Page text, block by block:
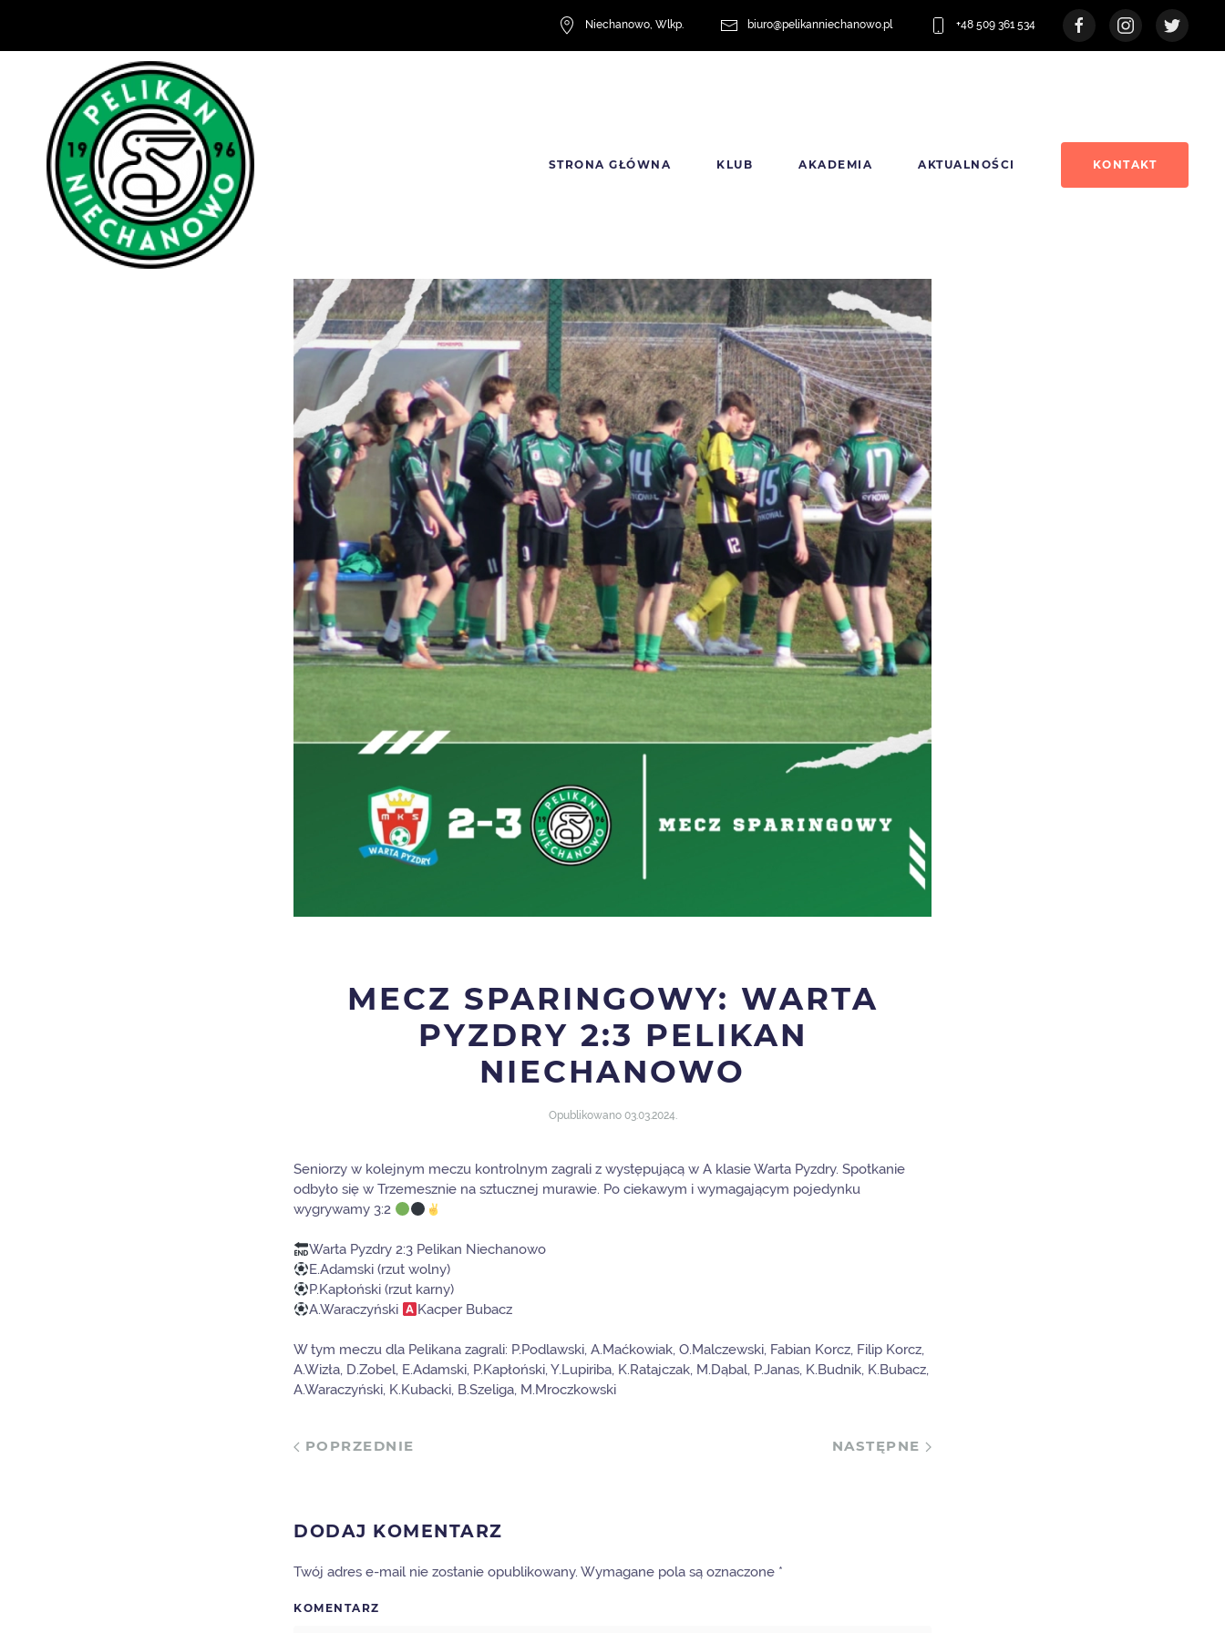
Niechanowo, Wlkp. biuro@pelikanniechanowo.pl +48 509 361 534
STRONA GŁÓWNA KLUB AKADEMIA AKTUALNOŚCI KONTAKT
MECZ SPARINGOWY: WARTA
PYZDRY 2:3 PELIKAN
NIECHANOWO
Opublikowano 03.03.2024.
Seniorzy w kolejnym meczu kontrolnym zagrali z występującą w A klasie Warta Pyzdry. Spotkanie
odbyło się w Trzemesznie na sztucznej murawie. Po ciekawym i wymagającym pojedynku
wygrywamy 3:2
Warta Pyzdry 2:3 Pelikan Niechanowo
E.Adamski (rzut wolny)
P.Kapłoński (rzut karny)
A.Waraczyński
Kacper Bubacz
W tym meczu dla Pelikana zagrali: P.Podlawski, A.Maćkowiak, O.Malczewski, Fabian Korcz, Filip Korcz,
A.Wizła, D.Zobel, E.Adamski, P.Kapłoński, Y.Lupiriba, K.Ratajczak, M.Dąbal, P.Janas, K.Budnik, K.Bubacz,
A.Waraczyński, K.Kubacki, B.Szeliga, M.Mroczkowski
POPRZEDNIE NASTĘPNE
DODAJ KOMENTARZ
Twój adres e-mail nie zostanie opublikowany. Wymagane pola są oznaczone *
KOMENTARZ